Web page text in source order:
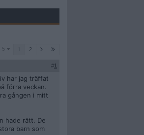
2
#1
har jag träffat
förra veckan.
gången i mitt
hade rätt. De
barn som